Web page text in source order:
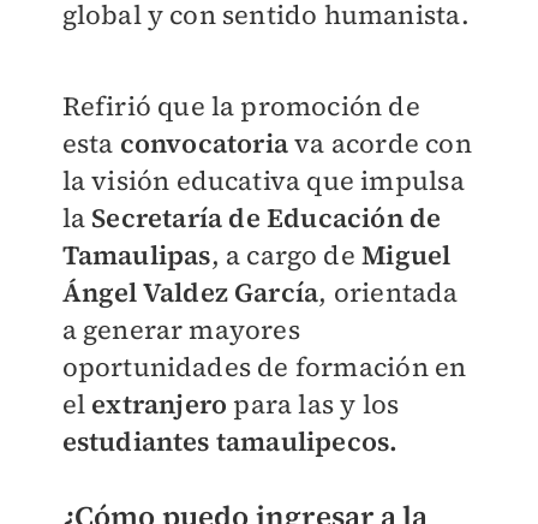
global y con sentido humanista.
Refirió que la promoción de
esta convocatoriava acorde con
la visión educativa que impulsa
la Secretaría de Educación de
Tamaulipas, a cargo deMiguel
Ángel Valdez García, orientada
a generar mayores
oportunidades de formación en
el extranjero para las y los
estudiantes tamaulipecos.